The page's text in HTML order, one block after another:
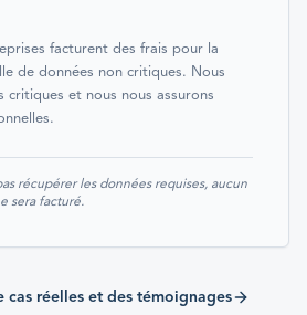
facturent des frais pour la
de données non critiques. Nous
critiques et nous nous assurons
récupérer les données requises, aucun
sera facturé.
cas réelles et des témoignages